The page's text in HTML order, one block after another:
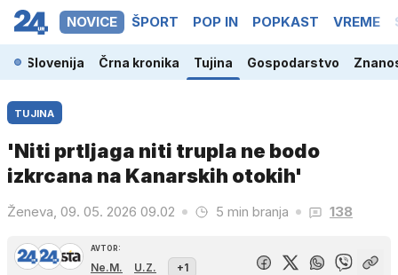
NOVICE ŠPORT POP IN POPKAST VREME
Slovenija Črna kronika Tujina Gospodarstvo
TUJINA
'Niti prtljaga niti trupla ne bodo
izkrcana na Kanarskih otokih'
Ženeva, 09. 05. 2026 09.02 5 min branja 138
AVTOR:
Ne.M. U.Z. +1